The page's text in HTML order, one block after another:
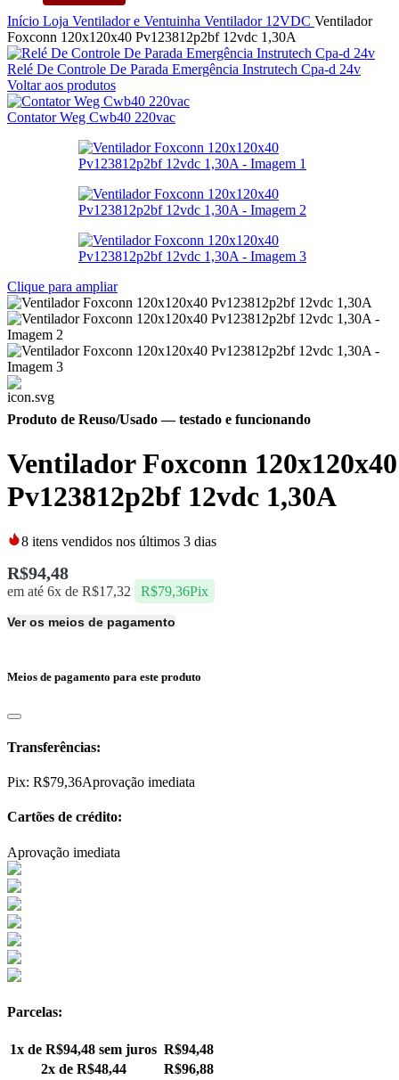
Início Loja Ventilador e Ventuinha Ventilador 12VDC Ventilador
Foxconn 120x120x40 Pv123812p2bf 12vdc 1,30A
Relé De Controle De Parada Emergência Instrutech Cpa-d 24v
Voltar aos produtos
Contator Weg Cwb40 220vac
Clique para ampliar
Produto de Reuso/Usado— testado e funcionando
Ventilador Foxconn 120x120x40
Pv123812p2bf 12vdc 1,30A
8 itens vendidos nos últimos 3 dias
R$94,48
em até 6x de R$17,32 R$79,36Pix
Ver os meios de pagamento
Meios de pagamento para este produto
Transferências:
Pix: R$79,36Aprovação imediata
Cartões de crédito:
Aprovação imediata
Parcelas:
1x de R$94,48 sem juros R$94,48
2x de R$48,44 R$96,88